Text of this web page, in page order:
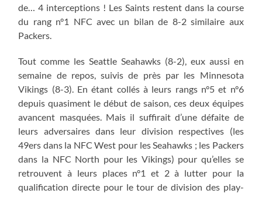
de… 4 interceptions ! Les Saints restent dans la course
du rang n°1 NFC avec un bilan de 8-2 similaire aux
Packers.
Tout comme les Seattle Seahawks (8-2), eux aussi en
semaine de repos, suivis de près par les Minnesota
Vikings (8-3). En étant collés à leurs rangs n°5 et n°6
depuis quasiment le début de saison, ces deux équipes
avancent masquées. Mais il suffirait d’une défaite de
leurs adversaires dans leur division respectives (les
49ers dans la NFC West pour les Seahawks ; les Packers
dans la NFC North pour les Vikings) pour qu’elles se
retrouvent à leurs places n°1 et 2 à lutter pour la
qualification directe pour le tour de division des play-